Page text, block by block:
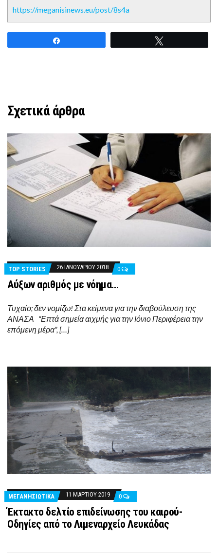
https://meganisinews.eu/post/8s4a
Σχετικά άρθρα
TOP STORIES 26 ΙΑΝΟΥΑΡΊΟΥ 2018 0
Αύξων αριθμός με νόημα…
Τυχαίο; δεν νομίζω! Στα κείμενα για την διαβούλευση της
ΑΝΑΣΑ “Επτά σημεία αιχμής για την Ιόνιο Περιφέρεια την
επόμενη μέρα”, […]
ΜΕΓΑΝΗΣΙΩΤΙΚΑ 11 ΜΑΡΤΊΟΥ 2019 0
Έκτακτο δελτίο επιδείνωσης του καιρού-
Οδηγίες από το Λιμεναρχείο Λευκάδας